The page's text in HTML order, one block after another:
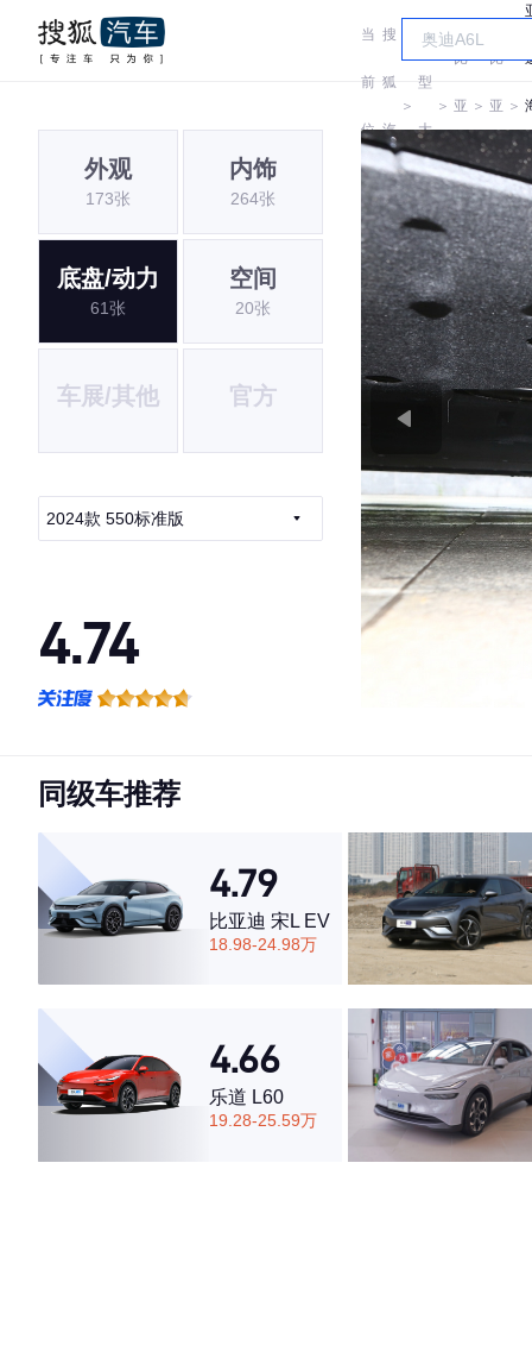
当
前
位
置:
搜
狐
汽
车
＞
车
型
大
全
＞
比
亚 ＞
比
亚
迪
＞
外观
173张
内饰
264张
底盘/动力
61张
空间
20张
车展/其他 官方
2024款 550标准版
4.74
·空间表现一般，低于64%同级车
同级车推荐
4.79
比亚迪 宋L EV
18.98-24.98万
4.66
乐道 L60
19.28-25.59万